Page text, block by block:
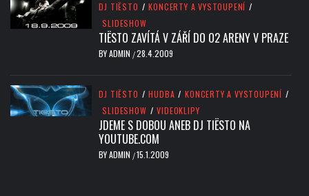
DJ TIËSTO / KONCERTY A VYSTOUPENÍ /
SLIDESHOW
TIËSTO ZAVÍTÁ V ZÁŘÍ DO O2 ARENY V PRAZE
BYADMIN /28.4.2009
DJ TIËSTO / HUDBA / KONCERTY A VYSTOUPENÍ /
SLIDESHOW / VIDEOKLIPY
JDEME S DOBOU ANEB DJ TIËSTO NA
YOUTUBE.COM
BYADMIN /15.1.2009